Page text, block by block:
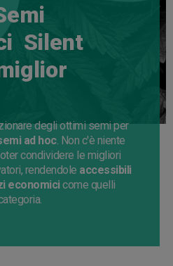
Silent
degli ottimi semi per
ad hoc. Non c'è niente
condividere le migliori
rendendole accessibili
economicicome quelli